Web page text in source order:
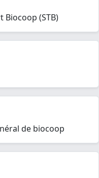
(STB)
de biocoop